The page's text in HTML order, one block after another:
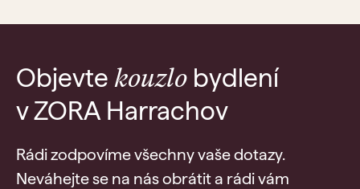
Objevte kouzlo bydlení
v ZORA Harrachov
Rádi zodpovíme všechny vaše dotazy.
Neváhejte se na nás obrátit a rádi vám